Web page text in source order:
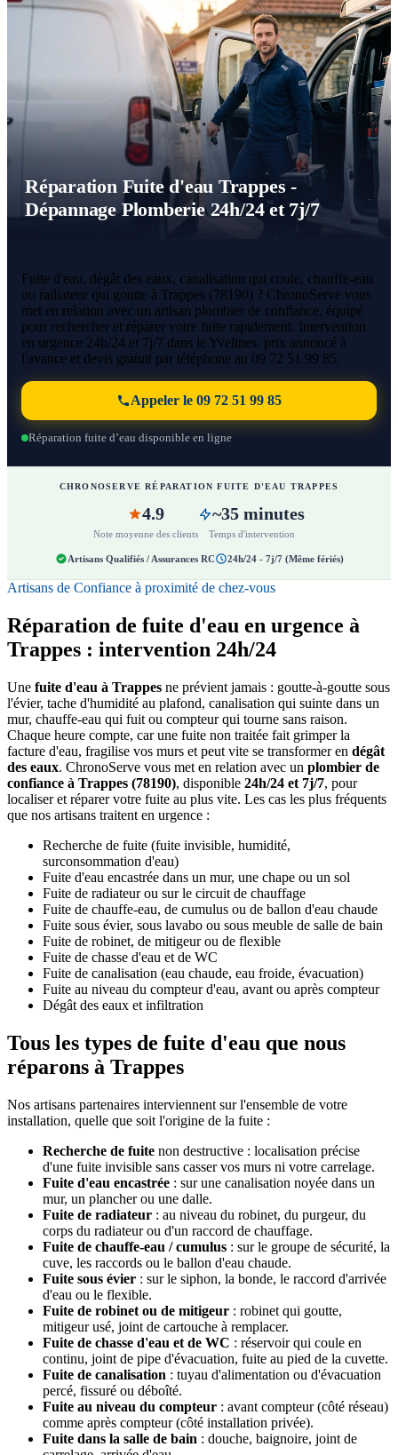
Réparation Fuite d'eau Trappes -
Dépannage Plomberie 24h/24 et 7j/7
Fuite d'eau, dégât des eaux, canalisation qui coule, chauffe-eau
ou radiateur qui goutte à Trappes (78190) ? ChronoServe vous
met en relation avec un artisan plombier de confiance, équipé
pour rechercher et réparer votre fuite rapidement. Intervention
en urgence 24h/24 et 7j/7 dans le Yvelines, prix annoncé à
l'avance et devis gratuit par téléphone au 09 72 51 99 85.
Appeler le 09 72 51 99 85
Réparation fuite d’eau disponible en ligne
CHRONOSERVE RÉPARATION FUITE D'EAU TRAPPES
4.9
Note moyenne des clients
~35 minutes
Temps d'intervention
Artisans Qualifiés / Assurances RC 24h/24 - 7j/7 (Même fériés)
Artisans de Confiance à proximité de chez-vous
Réparation de fuite d'eau en urgence à
Trappes : intervention 24h/24
Une fuite d'eau à Trappes ne prévient jamais : goutte-à-goutte sous
l'évier, tache d'humidité au plafond, canalisation qui suinte dans un
mur, chauffe-eau qui fuit ou compteur qui tourne sans raison.
Chaque heure compte, car une fuite non traitée fait grimper la
facture d'eau, fragilise vos murs et peut vite se transformer en dégât
des eaux. ChronoServe vous met en relation avec un plombier de
confiance à Trappes (78190), disponible 24h/24 et 7j/7, pour
localiser et réparer votre fuite au plus vite. Les cas les plus fréquents
que nos artisans traitent en urgence :
Recherche de fuite (fuite invisible, humidité,
surconsommation d'eau)
Fuite d'eau encastrée dans un mur, une chape ou un sol
Fuite de radiateur ou sur le circuit de chauffage
Fuite de chauffe-eau, de cumulus ou de ballon d'eau chaude
Fuite sous évier, sous lavabo ou sous meuble de salle de bain
Fuite de robinet, de mitigeur ou de flexible
Fuite de chasse d'eau et de WC
Fuite de canalisation (eau chaude, eau froide, évacuation)
Fuite au niveau du compteur d'eau, avant ou après compteur
Dégât des eaux et infiltration
Tous les types de fuite d'eau que nous
réparons à Trappes
Nos artisans partenaires interviennent sur l'ensemble de votre
installation, quelle que soit l'origine de la fuite :
Recherche de fuite non destructive : localisation précise
d'une fuite invisible sans casser vos murs ni votre carrelage.
Fuite d'eau encastrée : sur une canalisation noyée dans un
mur, un plancher ou une dalle.
Fuite de radiateur : au niveau du robinet, du purgeur, du
corps du radiateur ou d'un raccord de chauffage.
Fuite de chauffe-eau / cumulus : sur le groupe de sécurité, la
cuve, les raccords ou le ballon d'eau chaude.
Fuite sous évier : sur le siphon, la bonde, le raccord d'arrivée
d'eau ou le flexible.
Fuite de robinet ou de mitigeur : robinet qui goutte,
mitigeur usé, joint de cartouche à remplacer.
Fuite de chasse d'eau et de WC : réservoir qui coule en
continu, joint de pipe d'évacuation, fuite au pied de la cuvette.
Fuite de canalisation : tuyau d'alimentation ou d'évacuation
percé, fissuré ou déboîté.
Fuite au niveau du compteur : avant compteur (côté réseau)
comme après compteur (côté installation privée).
Fuite dans la salle de bain : douche, baignoire, joint de